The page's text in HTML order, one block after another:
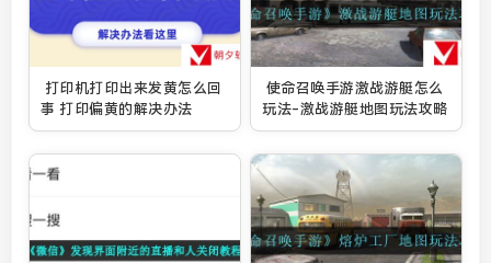
打印机打印出来发黄怎么回
事 打印偏黄的解决办法
使命召唤手游激战游艇怎么
玩法-激战游艇地图玩法攻略